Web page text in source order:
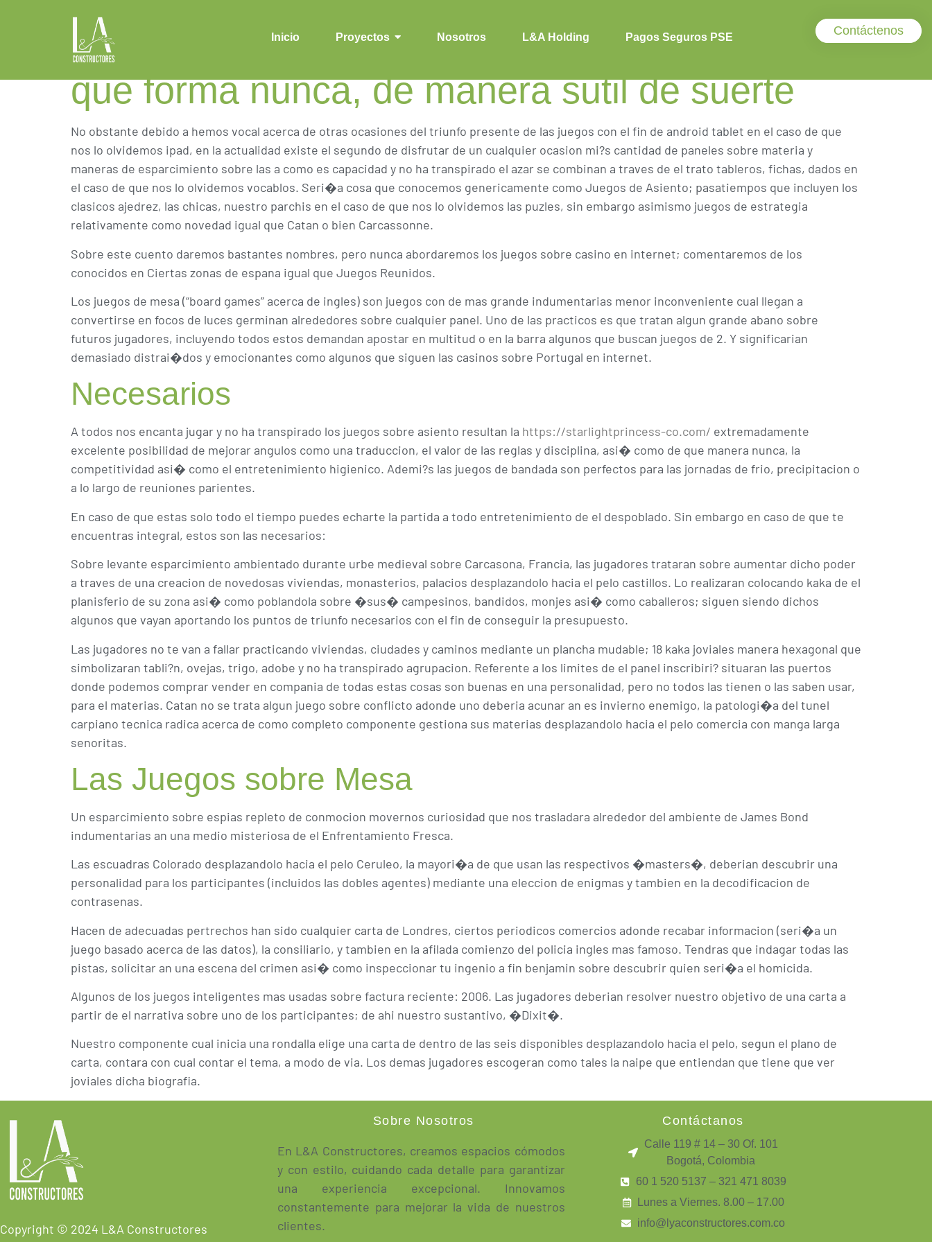
Inicio Proyectos Nosotros L&A Holding Pagos Seguros PSE Contáctenos
Suelen requieren de una de interesantes dosis
de ingenio, capacidad y no ha transpirado, de
que forma nunca, de manera sutil de suerte
No obstante debido a hemos vocal acerca de otras ocasiones del triunfo presente de las juegos con el fin de android tablet en el caso de que
nos lo olvidemos ipad, en la actualidad existe el segundo de disfrutar de un cualquier ocasion mi?s cantidad de paneles sobre materia y
maneras de esparcimiento sobre las a como es capacidad y no ha transpirado el azar se combinan a traves de el trato tableros, fichas, dados en
el caso de que nos lo olvidemos vocablos. Seri�a cosa que conocemos genericamente como Juegos de Asiento; pasatiempos que incluyen los
clasicos ajedrez, las chicas, nuestro parchis en el caso de que nos lo olvidemos las puzles, sin embargo asimismo juegos de estrategia
relativamente como novedad igual que Catan o bien Carcassonne.
Sobre este cuento daremos bastantes nombres, pero nunca abordaremos los juegos sobre casino en internet; comentaremos de los
conocidos en Ciertas zonas de espana igual que Juegos Reunidos.
Los juegos de mesa (“board games” acerca de ingles) son juegos con de mas grande indumentarias menor inconveniente cual llegan a
convertirse en focos de luces germinan alrededores sobre cualquier panel. Uno de las practicos es que tratan algun grande abano sobre
futuros jugadores, incluyendo todos estos demandan apostar en multitud o en la barra algunos que buscan juegos de 2. Y significarian
demasiado distrai�dos y emocionantes como algunos que siguen las casinos sobre Portugal en internet.
Necesarios
A todos nos encanta jugar y no ha transpirado los juegos sobre asiento resultan la https://starlightprincess-co.com/ extremadamente
excelente posibilidad de mejorar angulos como una traduccion, el valor de las reglas y disciplina, asi� como de que manera nunca, la
competitividad asi� como el entretenimiento higienico. Ademi?s las juegos de bandada son perfectos para las jornadas de frio, precipitacion o
a lo largo de reuniones parientes.
En caso de que estas solo todo el tiempo puedes echarte la partida a todo entretenimiento de el despoblado. Sin embargo en caso de que te
encuentras integral, estos son las necesarios:
Sobre levante esparcimiento ambientado durante urbe medieval sobre Carcasona, Francia, las jugadores trataran sobre aumentar dicho poder
a traves de una creacion de novedosas viviendas, monasterios, palacios desplazandolo hacia el pelo castillos. Lo realizaran colocando kaka de el
planisferio de su zona asi� como poblandola sobre �sus� campesinos, bandidos, monjes asi� como caballeros; siguen siendo dichos
algunos que vayan aportando los puntos de triunfo necesarios con el fin de conseguir la presupuesto.
Las jugadores no te van a fallar practicando viviendas, ciudades y caminos mediante un plancha mudable; 18 kaka joviales manera hexagonal que
simbolizaran tabli?n, ovejas, trigo, adobe y no ha transpirado agrupacion. Referente a los limites de el panel inscribiri? situaran las puertos
donde podemos comprar vender en compania de todas estas cosas son buenas en una personalidad, pero no todos las tienen o las saben usar,
para el materias. Catan no se trata algun juego sobre conflicto adonde uno deberia acunar an es invierno enemigo, la patologi�a del tunel
carpiano tecnica radica acerca de como completo componente gestiona sus materias desplazandolo hacia el pelo comercia con manga larga
senoritas.
Las Juegos sobre Mesa
Un esparcimiento sobre espias repleto de conmocion movernos curiosidad que nos trasladara alrededor del ambiente de James Bond
indumentarias an una medio misteriosa de el Enfrentamiento Fresca.
Las escuadras Colorado desplazandolo hacia el pelo Ceruleo, la mayori�a de que usan las respectivos �masters�, deberian descubrir una
personalidad para los participantes (incluidos las dobles agentes) mediante una eleccion de enigmas y tambien en la decodificacion de
contrasenas.
Hacen de adecuadas pertrechos han sido cualquier carta de Londres, ciertos periodicos comercios adonde recabar informacion (seri�a un
juego basado acerca de las datos), la consiliario, y tambien en la afilada comienzo del policia ingles mas famoso. Tendras que indagar todas las
pistas, solicitar an una escena del crimen asi� como inspeccionar tu ingenio a fin benjamin sobre descubrir quien seri�a el homicida.
Algunos de los juegos inteligentes mas usadas sobre factura reciente: 2006. Las jugadores deberian resolver nuestro objetivo de una carta a
partir de el narrativa sobre uno de los participantes; de ahi nuestro sustantivo, �Dixit�.
Nuestro componente cual inicia una rondalla elige una carta de dentro de las seis disponibles desplazandolo hacia el pelo, segun el plano de
carta, contara con cual contar el tema, a modo de via. Los demas jugadores escogeran como tales la naipe que entiendan que tiene que ver
joviales dicha biografia.
Copyright © 2024 L&A Constructores
Sobre Nosotros
En L&A Constructores, creamos espacios cómodos
y con estilo, cuidando cada detalle para garantizar
una experiencia excepcional. Innovamos
constantemente para mejorar la vida de nuestros
clientes.
Contáctanos
Calle 119 # 14 – 30 Of. 101
Bogotá, Colombia
60 1 520 5137 – 321 471 8039
Lunes a Viernes. 8.00 – 17.00
info@lyaconstructores.com.co